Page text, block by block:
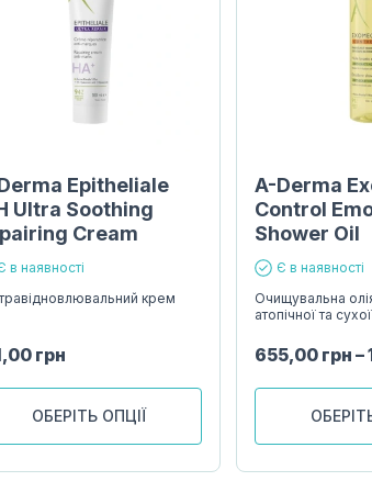
Epitheliale
Ultra Soothing
Cream
в наявності
крем
грн
ОБЕРІТЬ ОПЦІЇ
A-Derma
Control
Shower Oil
Є в наявності
Очищувальна
атопічної та
655,00 грн –